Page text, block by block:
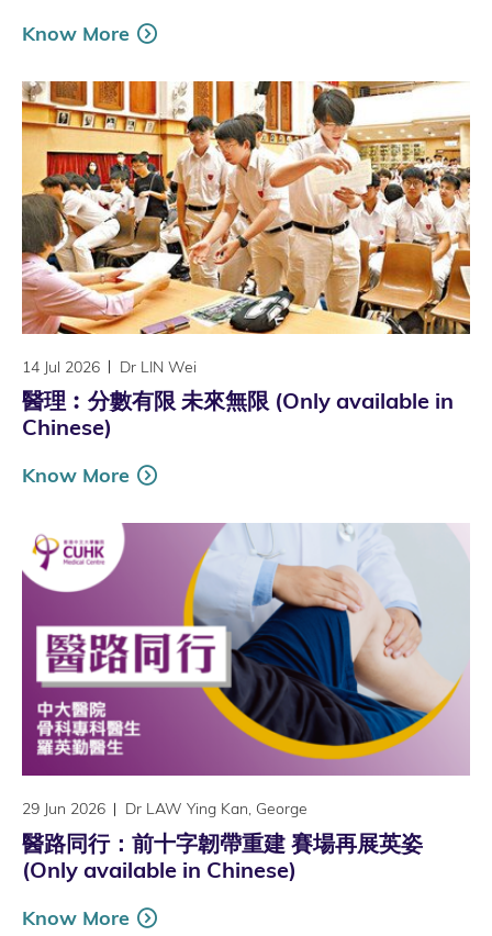
Know More
14 Jul 2026 Dr LIN Wei
醫理︰分數有限 未來無限 (Only available in
Chinese)
Know More
29 Jun 2026 Dr LAW Ying Kan, George
醫路同行：前十字韌帶重建 賽場再展英姿
(Only available in Chinese)
Know More